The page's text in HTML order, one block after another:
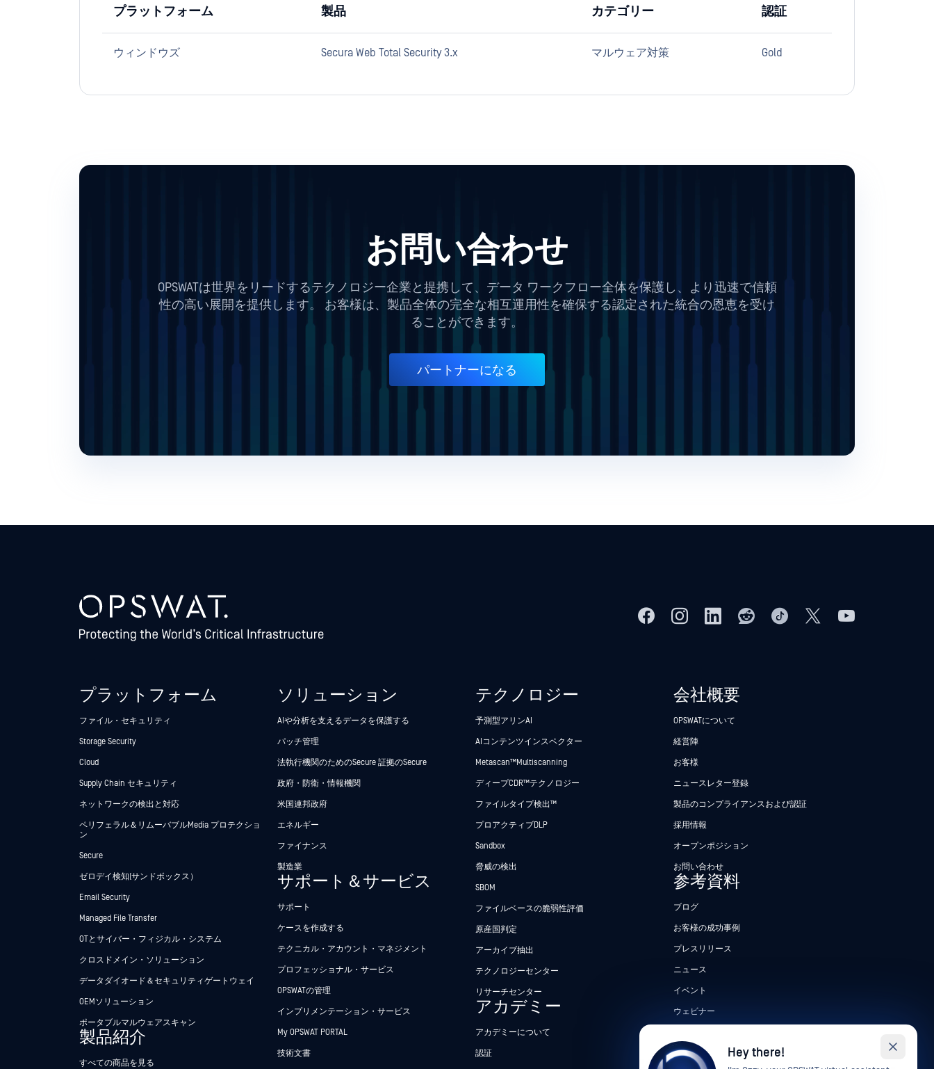
プラットフォーム 製品 カテゴリー 認証
ウィンドウズ Secura Web Total Security 3.x マルウェア対策 Gold
お問い合わせ
OPSWATは世界をリードするテクノロジー企業と提携して、データ ワークフロー全体を保護し、より迅速で信頼
性の高い展開を提供します。 お客様は、製品全体の完全な相互運用性を確保する認定された統合の恩恵を受け
ることができます。
パートナーになる
プラットフォーム
ファイル・セキュリティ
Storage Security
Cloud
Supply Chain セキュリティ
ネットワークの検出と対応
ペリフェラル＆リムーバブルMedia プロテクショ
ン
Secure
ゼロデイ検知(サンドボックス）
Email Security
Managed File Transfer
OTとサイバー・フィジカル・システム
クロスドメイン・ソリューション
データダイオード＆セキュリティゲートウェイ
OEMソリューション
ポータブルマルウェアスキャン
製品紹介
すべての商品を見る
ソリューション
AIや分析を支えるデータを保護する
パッチ管理
法執行機関のためのSecure 証拠のSecure
政府・防衛・情報機関
米国連邦政府
エネルギー
ファイナンス
製造業
サポート＆サービス
サポート
ケースを作成する
テクニカル・アカウント・マネジメント
プロフェッショナル・サービス
OPSWATの管理
インプリメンテーション・サービス
My OPSWAT PORTAL
技術文書
テクノロジー
予測型アリンAI
AIコンテンツインスペクター
Metascan™ Multiscanning
ディープCDR™テクノロジー
ファイルタイプ検出™
プロアクティブDLP
Sandbox
脅威の検出
SBOM
ファイルベースの脆弱性評価
原産国判定
アーカイブ抽出
テクノロジーセンター
リサーチセンター
アカデミー
アカデミーについて
認証
会社概要
OPSWATについて
経営陣
お客様
ニュースレター登録
製品のコンプライアンスおよび認証
採用情報
オープンポジション
お問い合わせ
参考資料
ブログ
お客様の成功事例
プレスリリース
ニュース
イベント
ウェビナー
ホワイトペーパーHey there!